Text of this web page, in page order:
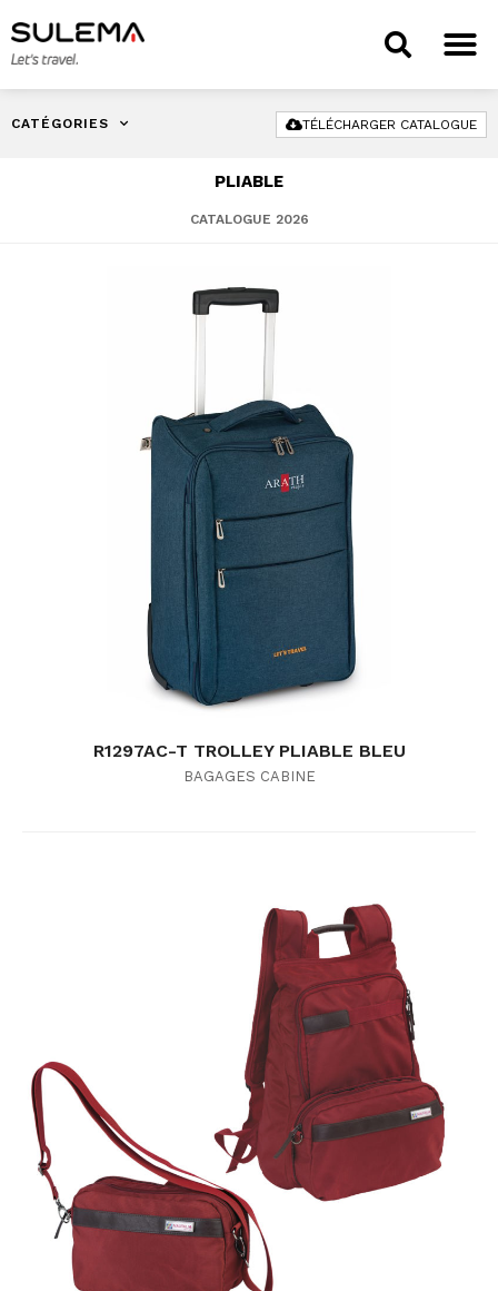
CATÉGORIES TÉLÉCHARGER CATALOGUE
PLIABLE
CATALOGUE 2026
R1297AC-T TROLLEY PLIABLE BLEU
BAGAGES CABINE